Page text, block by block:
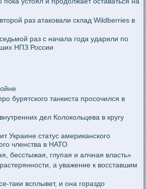
раз атаковали склад Wildberries в
раз с начала года ударили по
НПЗ России
бурятского танкиста просочился в
дел Колокольцева в кругу
Украине статус американского
членства в НАТО
бесстыжая, глупая и алчная власть»
а уважение к восставшим
таки всплывет, и она гораздо